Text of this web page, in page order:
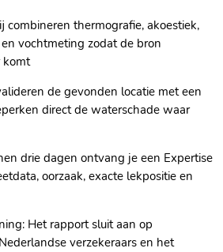
thermografie, akoestiek,
vochtmeting zodat de bron
komt
de gevonden locatie met een
direct de waterschade waar
drie dagen ontvang je een Expertise
oorzaak, exacte lekpositie en
Het rapport sluit aan op
verzekeraars en het